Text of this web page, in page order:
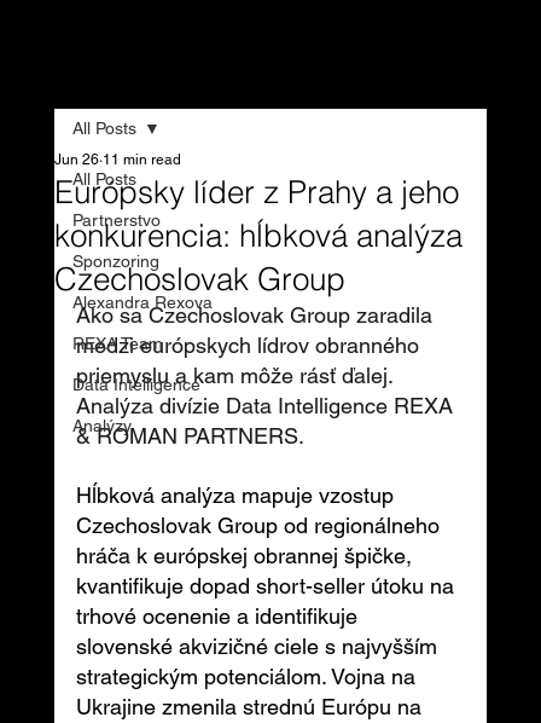
All Posts
Partnerstvo
Sponzoring
Alexandra Rexova
REXA Team
Data Intelligence
Analýzy
All Posts
Európsky líder z Prahy a jeho
konkurencia: hĺbková analýza
Czechoslovak Group
Jun 26 11 min read
Ako sa Czechoslovak Group zaradila
medzi európskych lídrov obranného
priemyslu a kam môže rásť ďalej.
Analýza divízie Data Intelligence REXA
& ROMAN PARTNERS.
Hĺbková analýza mapuje vzostup
Czechoslovak Group od regionálneho
hráča k európskej obrannej špičke,
kvantifikuje dopad short-seller útoku na
trhové ocenenie a identifikuje
slovenské akvizičné ciele s najvyšším
strategickým potenciálom. Vojna na
Ukrajine zmenila strednú Európu na